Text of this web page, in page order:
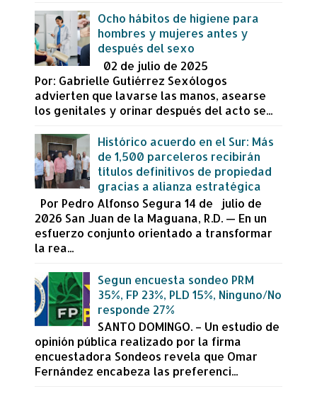
Ocho hábitos de higiene para
hombres y mujeres antes y
después del sexo
02 de julio de 2025
Por: Gabrielle Gutiérrez Sexólogos
advierten que lavarse las manos, asearse
los genitales y orinar después del acto se...
Histórico acuerdo en el Sur: Más
de 1,500 parceleros recibirán
títulos definitivos de propiedad
gracias a alianza estratégica
Por Pedro Alfonso Segura 14 de julio de
2026 San Juan de la Maguana, R.D. — En un
esfuerzo conjunto orientado a transformar
la rea...
Segun encuesta sondeo PRM
35%, FP 23%, PLD 15%, Ninguno/No
responde 27%
SANTO DOMINGO. – Un estudio de
opinión pública realizado por la firma
encuestadora Sondeos revela que Omar
Fernández encabeza las preferenci...